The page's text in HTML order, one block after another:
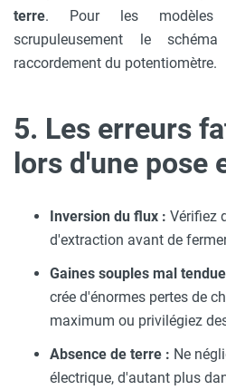
terre. Pour les modèles
scrupuleusement le
raccordement du potentiomètre.
5. Les erreurs
lors d'une pose
Inversion du flux : Vérifiez
d'extraction avant de
Gaines souples mal
crée d'énormes pertes de
maximum ou privilégiez
Absence de terre : Ne
électrique, d'autant plus